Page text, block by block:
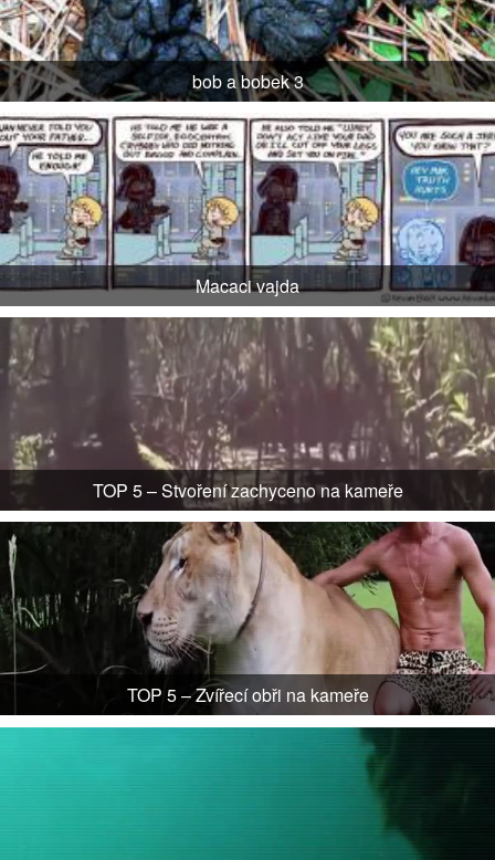
bob a bobek 3
Macaci vajda
TOP 5 – Stvoření zachyceno na kameře
TOP 5 – Zvířecí obři na kameře